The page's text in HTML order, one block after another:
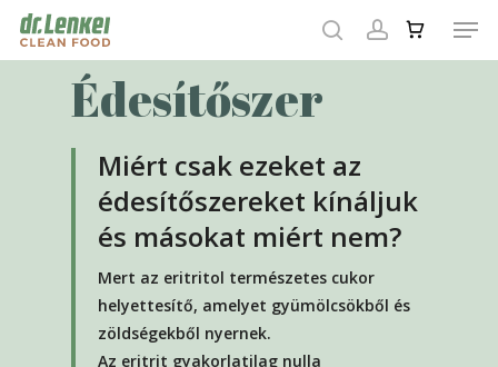
Skip
Édesítőszer
Miért csak ezeket az
édesítőszereket kínáljuk
és másokat miért nem?
Mert az eritritol természetes cukor
helyettesítő, amelyet gyümölcsökből és
zöldségekből nyernek.
Az eritrit gyakorlatilag nulla